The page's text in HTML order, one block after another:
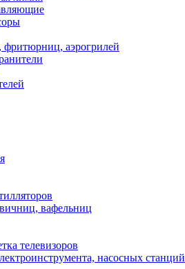
фритюрниц, аэрогрилей
вафельниц
телевизоров
насосных станций